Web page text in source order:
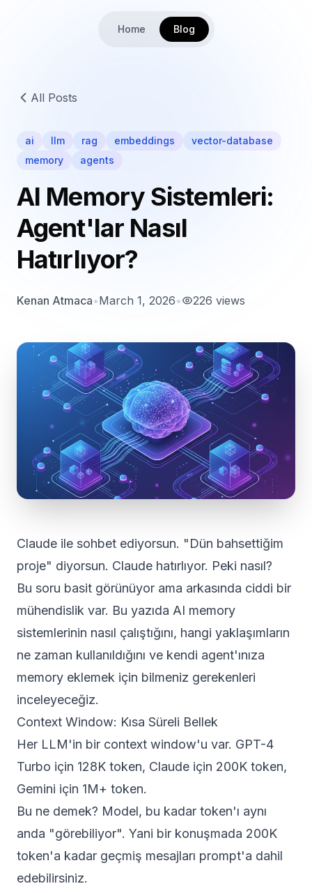
Home Blog
All Posts
ai llm rag embeddings
vector-database
memory
agents
AI Memory Sistemleri:
Agent'lar Nasıl
Hatırlıyor?
Kenan Atmaca•March 1, 2026• 226 views
Claude ile sohbet ediyorsun. "Dün bahsettiğim
proje" diyorsun. Claude hatırlıyor. Peki nasıl?
Bu soru basit görünüyor ama arkasında ciddi bir
mühendislik var. Bu yazıda AI memory
sistemlerinin nasıl çalıştığını, hangi yaklaşımların
ne zaman kullanıldığını ve kendi agent'ınıza
memory eklemek için bilmeniz gerekenleri
inceleyeceğiz.
Context Window: Kısa Süreli Bellek
Her LLM'in bir context window'u var. GPT-4
Turbo için 128K token, Claude için 200K token,
Gemini için 1M+ token.
Bu ne demek? Model, bu kadar token'ı aynı
anda "görebiliyor". Yani bir konuşmada 200K
token'a kadar geçmiş mesajları prompt'a dahil
edebilirsiniz.